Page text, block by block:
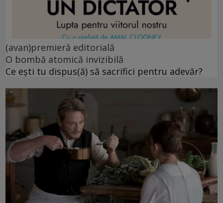
(avan)premieră editorială
O bombă atomică invizibilă
Ce ești tu dispus(ă) să sacrifici pentru adevăr?